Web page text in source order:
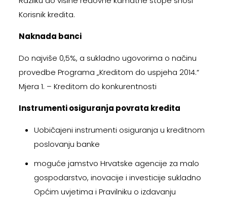
Korisnik kredita.
Naknada banci
Do najviše 0,5%, a sukladno ugovorima o načinu
provedbe Programa „Kreditom do uspjeha 2014.“
Mjera 1. – Kreditom do konkurentnosti
Instrumenti osiguranja povrata kredita
Uobičajeni instrumenti osiguranja u kreditnom
poslovanju banke
moguće jamstvo Hrvatske agencije za malo
gospodarstvo, inovacije i investicije sukladno
Općim uvjetima i Pravilniku o izdavanju